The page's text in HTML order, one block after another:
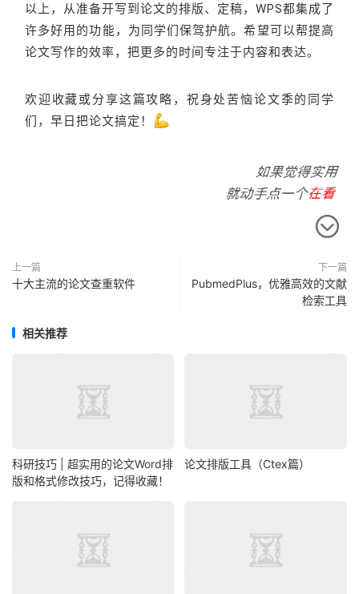
以上，从准备开写到论文的排版、定稿，WPS都集成了
许多好用的功能，为同学们保驾护航。希望可以帮提高
论文写作的效率，把更多的时间专注于内容和表达。
欢迎收藏或分享这篇攻略，祝身处苦恼论文季的同学
们，早日把论文搞定！
上一篇
十大主流的论文查重软件
下一篇
PubmedPlus，优雅高效的文献
检索工具
相关推荐
科研技巧 | 超实用的论文Word排
版和格式修改技巧，记得收藏！
论文排版工具（Ctex篇）